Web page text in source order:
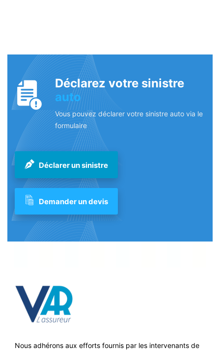
Déclarez votre sinistre
auto
Vous pouvez déclarer votre sinistre auto via le
formulaire
Déclarer un sinistre
Demander un devis
Nous adhérons aux efforts fournis par les intervenants de